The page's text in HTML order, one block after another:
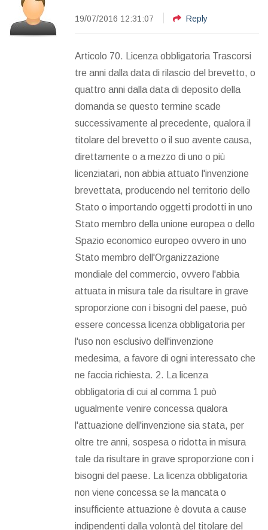
19/07/2016 12:31:07 Reply
Articolo 70. Licenza obbligatoria Trascorsi
tre anni dalla data di rilascio del brevetto, o
quattro anni dalla data di deposito della
domanda se questo termine scade
successivamente al precedente, qualora il
titolare del brevetto o il suo avente causa,
direttamente o a mezzo di uno o più
licenziatari, non abbia attuato l'invenzione
brevettata, producendo nel territorio dello
Stato o importando oggetti prodotti in uno
Stato membro della unione europea o dello
Spazio economico europeo ovvero in uno
Stato membro dell'Organizzazione
mondiale del commercio, ovvero l'abbia
attuata in misura tale da risultare in grave
sproporzione con i bisogni del paese, può
essere concessa licenza obbligatoria per
l'uso non esclusivo dell'invenzione
medesima, a favore di ogni interessato che
ne faccia richiesta. 2. La licenza
obbligatoria di cui al comma 1 può
ugualmente venire concessa qualora
l'attuazione dell'invenzione sia stata, per
oltre tre anni, sospesa o ridotta in misura
tale da risultare in grave sproporzione con i
bisogni del paese. La licenza obbligatoria
non viene concessa se la mancata o
insufficiente attuazione è dovuta a cause
indipendenti dalla volontà del titolare del